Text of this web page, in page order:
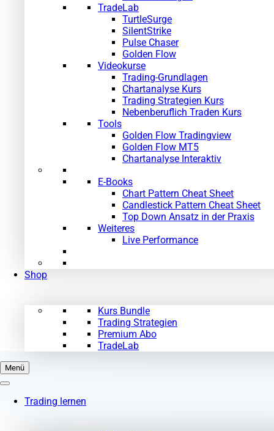
TradeLab
TurtleSurge
SilentStrike
Pulse Chaser
Golden Flow
Videokurse
Trading-Grundlagen
Chartanalyse Kurs
Trading Strategien Kurs
Nebenberuflich Traden Kurs
Tools
Golden Flow Tradingview
Golden Flow MT5
Chartanalyse Interaktiv
E-Books
Chart Pattern Cheat Sheet
Candlestick Pattern Cheat Sheet
Top Down Ansatz in der Praxis
Weiteres
Live Performance
Shop
Kurs Bundle
Trading Strategien
Premium Abo
TradeLab
Menü
Trading lernen